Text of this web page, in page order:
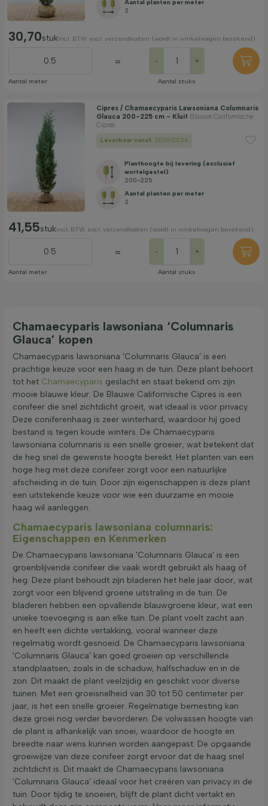
Aantal planten per meter
2
30,70stukincl. BTW. excl. verzendkosten (wordt in winkelwagen berekend)
Aantal meter
= - +
Aantal stuks
Cipres / Chamaecyparis Lawsoniana Columnaris
Glauca 200-225 cm - Kluit Blauwe Californische
Cipres
Leverbaar vanaf: 21/09/2026
Planthoogte bij levering (exclusief
wortelgestel)
200-225
Aantal planten per meter
2
41,55stukincl. BTW. excl. verzendkosten (wordt in winkelwagen berekend)
Aantal meter
= - +
Aantal stuks
Chamaecyparis lawsoniana ‘Columnaris
Glauca’ kopen
Chamaecyparis lawsoniana 'Columnaris Glauca' is een
prachtige keuze voor een haag in de tuin. Deze plant behoort
tot het Chamaecyparis geslacht en staat bekend om zijn
mooie blauwe kleur. De Blauwe Californische Cipres is een
conifeer die snel zichtdicht groeit, wat ideaal is voor privacy.
Deze coniferenhaag is zeer winterhard, waardoor hij goed
bestand is tegen koude winters. De Chamaecyparis
lawsoniana columnaris is een snelle groeier, wat betekent dat
de heg snel de gewenste hoogte bereikt. Het planten van een
hoge heg met deze conifeer zorgt voor een natuurlijke
afscheiding in de tuin. Door zijn eigenschappen is deze plant
een uitstekende keuze voor wie een duurzame en mooie
haag wil aanleggen.
Chamaecyparis lawsoniana columnaris:
Eigenschappen en Kenmerken
De Chamaecyparis lawsoniana 'Columnaris Glauca' is een
groenblijvende conifeer die vaak wordt gebruikt als haag of
heg. Deze plant behoudt zijn bladeren het hele jaar door, wat
zorgt voor een blijvend groene uitstraling in de tuin. De
bladeren hebben een opvallende blauwgroene kleur, wat een
unieke toevoeging is aan elke tuin. De plant voelt zacht aan
en heeft een dichte vertakking, vooral wanneer deze
regelmatig wordt gesnoeid. De Chamaecyparis lawsoniana
'Columnaris Glauca' kan goed groeien op verschillende
standplaatsen, zoals in de schaduw, halfschaduw en in de
zon. Dit maakt de plant veelzijdig en geschikt voor diverse
tuinen. Met een groeisnelheid van 30 tot 50 centimeter per
jaar, is het een snelle groeier. Regelmatige bemesting kan
deze groei nog verder bevorderen. De volwassen hoogte van
de plant is afhankelijk van snoei, waardoor de hoogte en
breedte naar wens kunnen worden aangepast. De opgaande
groeiwijze van deze conifeer zorgt ervoor dat de haag snel
zichtdicht is. Dit maakt de Chamaecyparis lawsoniana
'Columnaris Glauca' ideaal voor het creëren van privacy in de
tuin. Door tijdig te snoeien, blijft de plant dicht vertakt en